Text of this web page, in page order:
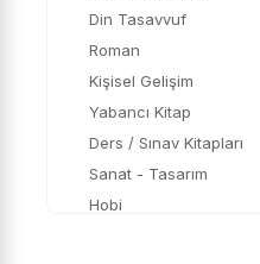
Din Tasavvuf
Roman
Kişisel Gelişim
Yabancı Kitap
Ders / Sınav Kitapları
Sanat - Tasarım
Hobi